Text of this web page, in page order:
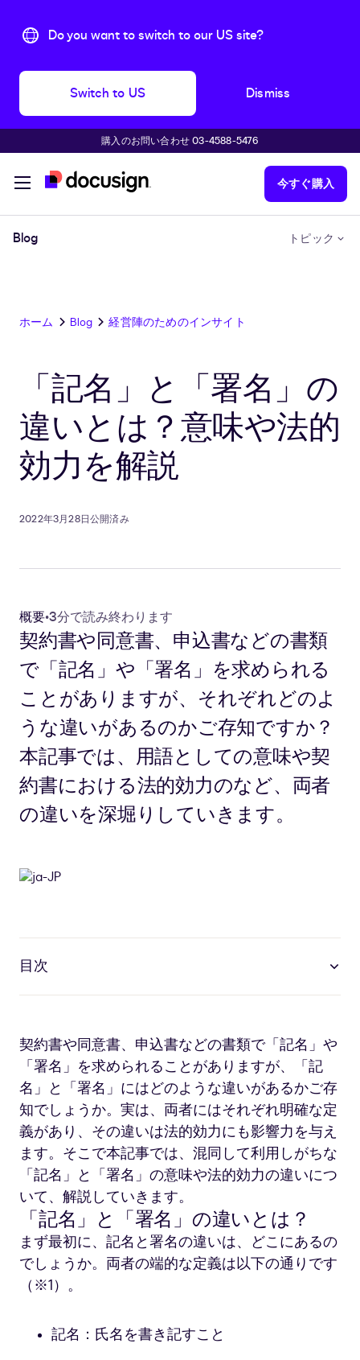
Do you want to switch to our US site?
Switch to US Dismiss
購入のお問い合わせ 03-4588-5476
今すぐ購入
Blog トピック
ホーム Blog 経営陣のためのインサイト
「記名」と「署名」の
違いとは？意味や法的
効力を解説
2022年3月28日公開済み
概要•3分で読み終わります
契約書や同意書、申込書などの書類
で「記名」や「署名」を求められる
ことがありますが、それぞれどのよ
うな違いがあるのかご存知ですか？
本記事では、用語としての意味や契
約書における法的効力のなど、両者
の違いを深堀りしていきます。
目次
契約書や同意書、申込書などの書類で「記名」や
「署名」を求められることがありますが、「記
名」と「署名」にはどのような違いがあるかご存
知でしょうか。実は、両者にはそれぞれ明確な定
義があり、その違いは法的効力にも影響力を与え
ます。そこで本記事では、混同して利用しがちな
「記名」と「署名」の意味や法的効力の違いにつ
いて、解説していきます。
「記名」と「署名」の違いとは？
まず最初に、記名と署名の違いは、どこにあるの
でしょうか。両者の端的な定義は以下の通りです
（※1）。
記名：氏名を書き記すこと